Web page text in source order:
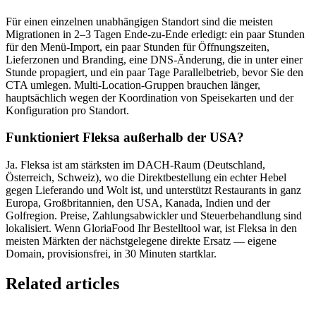
Für einen einzelnen unabhängigen Standort sind die meisten
Migrationen in 2–3 Tagen Ende-zu-Ende erledigt: ein paar Stunden
für den Menü-Import, ein paar Stunden für Öffnungszeiten,
Lieferzonen und Branding, eine DNS-Änderung, die in unter einer
Stunde propagiert, und ein paar Tage Parallelbetrieb, bevor Sie den
CTA umlegen. Multi-Location-Gruppen brauchen länger,
hauptsächlich wegen der Koordination von Speisekarten und der
Konfiguration pro Standort.
Funktioniert Fleksa außerhalb der USA?
Ja. Fleksa ist am stärksten im DACH-Raum (Deutschland,
Österreich, Schweiz), wo die Direktbestellung ein echter Hebel
gegen Lieferando und Wolt ist, und unterstützt Restaurants in ganz
Europa, Großbritannien, den USA, Kanada, Indien und der
Golfregion. Preise, Zahlungsabwickler und Steuerbehandlung sind
lokalisiert. Wenn GloriaFood Ihr Bestelltool war, ist Fleksa in den
meisten Märkten der nächstgelegene direkte Ersatz — eigene
Domain, provisionsfrei, in 30 Minuten startklar.
Related articles